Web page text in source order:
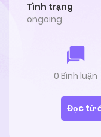
Tình trạng
ongoing
0 Bình luận
Đọc từ